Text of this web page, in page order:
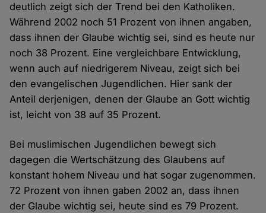
deutlich zeigt sich der Trend bei den Katholiken.
Während 2002 noch 51 Prozent von ihnen angaben,
dass ihnen der Glaube wichtig sei, sind es heute nur
noch 38 Prozent. Eine vergleichbare Entwicklung,
wenn auch auf niedrigerem Niveau, zeigt sich bei
den evangelischen Jugendlichen. Hier sank der
Anteil derjenigen, denen der Glaube an Gott wichtig
ist, leicht von 38 auf 35 Prozent.
Bei muslimischen Jugendlichen bewegt sich
dagegen die Wertschätzung des Glaubens auf
konstant hohem Niveau und hat sogar zugenommen.
72 Prozent von ihnen gaben 2002 an, dass ihnen
der Glaube wichtig sei, heute sind es 79 Prozent.